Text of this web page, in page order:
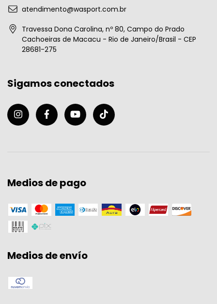
atendimento@wasport.com.br
Travessa Dona Carolina, nº 80, Campo do Prado
Cachoeiras de Macacu - Rio de Janeiro/Brasil - CEP
28681-275
Sigamos conectados
Medios de pago
Medios de envío